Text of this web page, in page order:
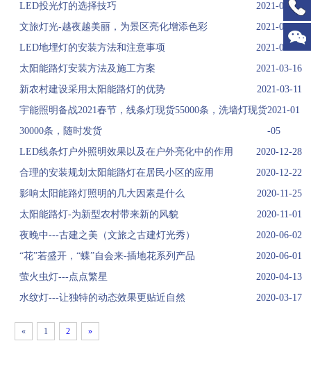
LED投光灯的选择技巧
2021-06-08
文旅灯光-越夜越美丽，为景区亮化增添色彩
2021-05-28
LED地埋灯的安装方法和注意事项
2021-04-16
太阳能路灯安装方法及施工方案
2021-03-16
新农村建设采用太阳能路灯的优势
2021-03-11
宇能照明备战2021春节，线条灯现货55000条，洗墙灯现货
30000条，随时发货
2021-01
-05
LED线条灯户外照明效果以及在户外亮化中的作用
2020-12-28
合理的安装规划太阳能路灯在居民小区的应用
2020-12-22
影响太阳能路灯照明的几大因素是什么
2020-11-25
太阳能路灯-为新型农村带来新的风貌
2020-11-01
夜晚中---古建之美（文旅之古建灯光秀）
2020-06-02
“花”若盛开，“蝶”自会来-插地花系列产品
2020-06-01
萤火虫灯---点点繁星
2020-04-13
水纹灯---让独特的动态效果更贴近自然
2020-03-17
« 1 2 »